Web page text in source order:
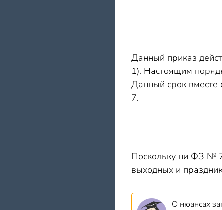
Данный приказ
1). Настоящим
Данный срок вместе
7.
Поскольку ни ФЗ №
выходных и
О нюансах